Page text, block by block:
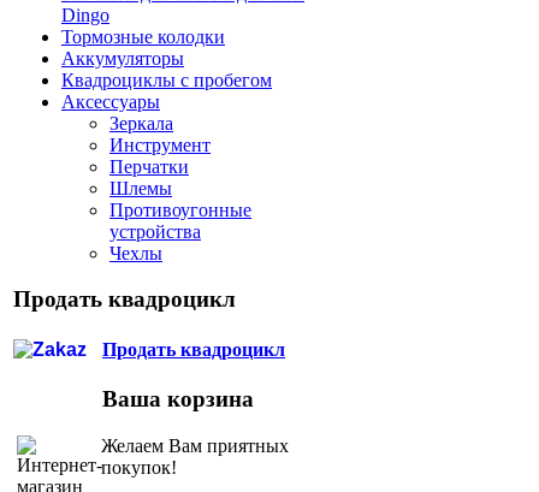
Dingo
Тормозные колодки
Аккумуляторы
Квадроциклы с пробегом
Аксессуары
Зеркала
Инструмент
Перчатки
Шлемы
Противоугонные
устройства
Чехлы
Продать квадроцикл
Продать квадроцикл
Ваша корзина
Желаем Вам приятных
покупок!